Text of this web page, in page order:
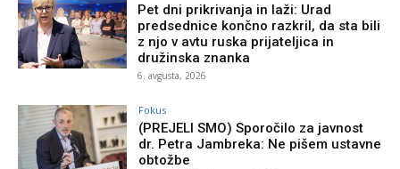
Pet dni prikrivanja in laži: Urad
predsednice končno razkril, da sta bili
z njo v avtu ruska prijateljica in
družinska znanka
6. avgusta, 2026
Fokus
(PREJELI SMO) Sporočilo za javnost
dr. Petra Jambreka: Ne pišem ustavne
obtožbe